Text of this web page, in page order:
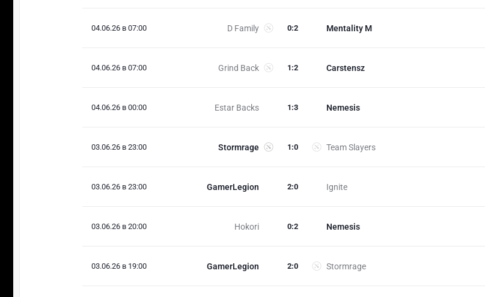
04.06.26 в 07:00 D Family Mentality M
0:2
04.06.26 в 07:00 Grind Back Carstensz
1 :2
04.06.26 в 00:00 Estar Backs Nemesis
1 :3
03.06.26 в 23:00 Stormrage Team Slayers
1 :0
03.06.26 в 23:00 GamerLegion Ignite
2:0
03.06.26 в 20:00 Hokori Nemesis
0:2
03.06.26 в 19:00 GamerLegion Stormrage
2:0